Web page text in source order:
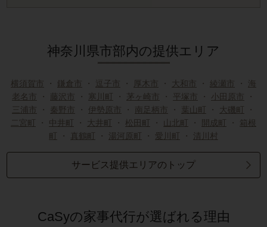
神奈川県市部内の提供エリア
横須賀市 ・ 鎌倉市 ・ 逗子市 ・ 厚木市 ・ 大和市 ・ 綾瀬市 ・ 海
老名市
・ 藤沢市 ・ 寒川町 ・ 茅ヶ崎市 ・ 平塚市 ・ 小田原市
・
三浦市
・ 秦野市 ・ 伊勢原市 ・ 南足柄市 ・ 葉山町 ・ 大磯町 ・
二宮町 ・ 中井町 ・ 大井町 ・ 松田町 ・ 山北町 ・ 開成町 ・ 箱根
町 ・ 真鶴町 ・ 湯河原町 ・ 愛川町 ・ 清川村
サービス提供エリアのトップ
CaSyの家事代行が選ばれる理由